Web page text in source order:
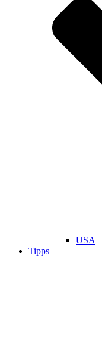
USA
Tipps